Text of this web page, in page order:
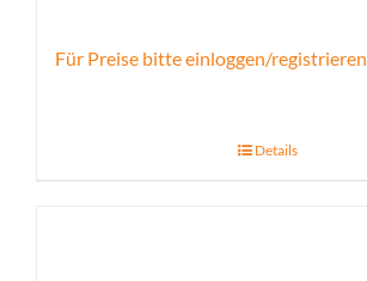
Für Preise bitte einloggen/registrieren
Details